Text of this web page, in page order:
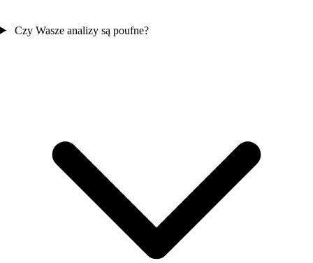
Czy Wasze analizy są poufne?